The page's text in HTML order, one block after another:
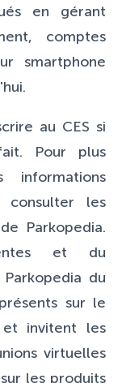
en gérant
comptes
smartphone
au CES si
Pour plus
informations
consulter les
Parkopedia.
et du
du
sur le
invitent les
virtuelles
les produits